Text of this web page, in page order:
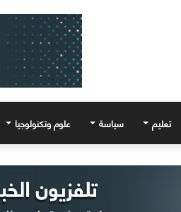
تعليم سياسة علوم وتكنولوجيا